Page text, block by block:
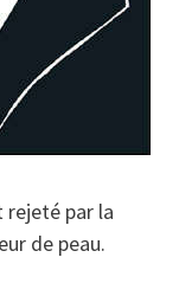
rejeté par la
de peau.